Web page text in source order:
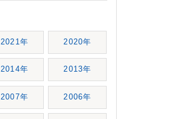
2021年 2020年
2014年 2013年
2007年 2006年